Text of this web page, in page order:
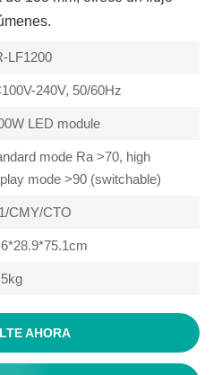
LF1200
240V, 50/60Hz
LED module
mode Ra >70, high
mode >90 (switchable)
CMY/CTO
AHORA